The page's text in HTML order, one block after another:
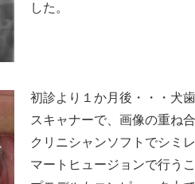
した。
初診より１か月後・・・犬
スキャナーで、画像の重ね
クリニシャンソフトでシミ
マートヒュージョンで行う